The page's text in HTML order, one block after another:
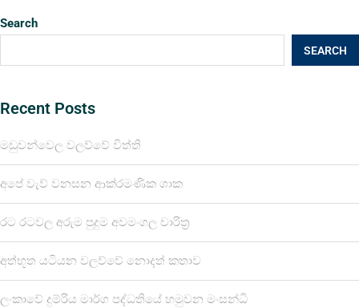
Search
SEARCH
Recent Posts
මඩුවන්වෙල වලව්වේ විත්ති
අපේ වැව් වනසන ආක්රමණික ශාක
රට රටවල අරුම පුදුම අවමංගල චාරිත්‍ර
අත්භූත යටියන වලව්වේ නොදත් කතාව
ලංකාවේ දුම්රිය මාර්ග පද්ධතියේ හමුවන මංසන්ධි